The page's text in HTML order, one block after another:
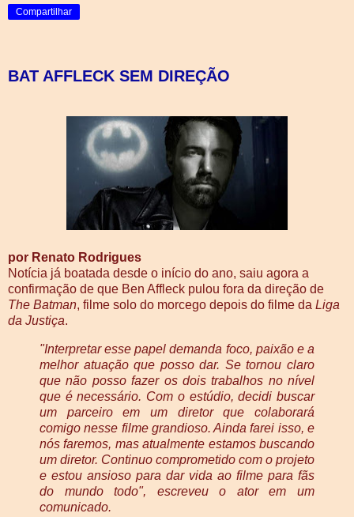
Compartilhar
BAT AFFLECK SEM DIREÇÃO
por Renato Rodrigues
Notícia já boatada desde o início do ano, saiu agora a
confirmação de que Ben Affleck pulou fora da direção de
The Batman, filme solo do morcego depois do filme da Liga
da Justiça.
"Interpretar esse papel demanda foco, paixão e a
melhor atuação que posso dar. Se tornou claro
que não posso fazer os dois trabalhos no nível
que é necessário. Com o estúdio, decidi buscar
um parceiro em um diretor que colaborará
comigo nesse filme grandioso. Ainda farei isso, e
nós faremos, mas atualmente estamos buscando
um diretor. Continuo comprometido com o projeto
e estou ansioso para dar vida ao filme para fãs
do mundo todo", escreveu o ator em um
comunicado.